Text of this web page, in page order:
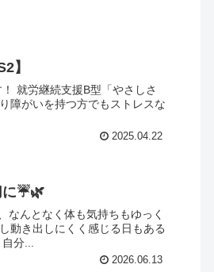
】
就労継続支援B型「やさしさ
障がいを持つ方でもストレスな
2025.04.22
☔🌿
なんとなく体も気持ちもゆっく
動き出しにくく感じる日もある
分...
2026.06.13